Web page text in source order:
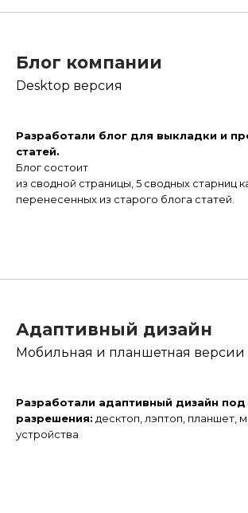
Блог компании
Desktop версия
Разработали блог для выкладки и
статей.
Блог состоит
из сводной страницы, 5 сводных старниц
перенесенных из старого блога статей.
Адаптивный дизайн
Мобильная и планшетная версии
Разработали адаптивный дизайн
разрешения: десктоп, лэптоп, планшет,
устройства